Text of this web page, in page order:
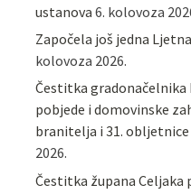
ustanova 6. kolovoza
Započela još jedna
kolovoza 2026.
Čestitka gradonačelnika
pobjede i domovinske
branitelja i 31. obljetnice
2026.
Čestitka župana Celjaka